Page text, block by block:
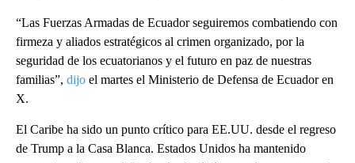
“Las Fuerzas Armadas de Ecuador seguiremos combatiendo con
firmeza y aliados estratégicos al crimen organizado, por la
seguridad de los ecuatorianos y el futuro en paz de nuestras
familias”, dijo el martes el Ministerio de Defensa de Ecuador en
X.
El Caribe ha sido un punto crítico para EE.UU. desde el regreso
de Trump a la Casa Blanca. Estados Unidos ha mantenido